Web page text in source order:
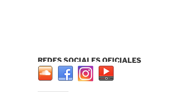
REDES SOCIALES OFICIALES